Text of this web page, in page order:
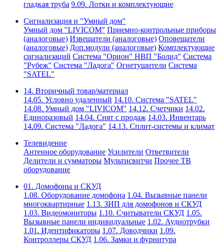
гладкая труба 9.09. Лотки и комплектующие
Сигнализация и "Умный дом"
Умный дом "LIVICOM" Приемно-контрольные приборы
(аналоговые) Извещатели (аналоговые) Оповещатели
(аналоговые) Доп.модули (аналоговые) Комплектующие
сигнализаций Система "Орион" НВП "Болид" Система
"Рубеж" Система "Ладога" Огнетушители Система
"SATEL"
14. Вторичный товар/материал
14.05. Условно удаленный 14.10. Система "SATEL"
14.08. Умный дом "LIVICOM" 14.12. Счетчики 14.02.
Единоразовый 14.04. Снят с продаж 14.03. Инвентарь
14.09. Система "Ладога" 14.13. Сплит-системы и климат
Телевидение
Антенное оборудование Усилители Ответвители
Делители и сумматоры Мультисвитчи Прочее ТВ
оборудование
01. Домофоны и СКУД
1.08. Оборудование домофона 1.04. Вызывные панели
многоквартирные 1.13. ЗИП для домофонов и СКУД
1.03. Видеомониторы 1.10. Считыватели СКУД 1.05.
Вызывные панели индивидуальные 1.02. Аудиотрубки
1.01. Идентификаторы 1.07. Доводчики 1.09.
Контроллеры СКУД 1.06. Замки и фурнитура